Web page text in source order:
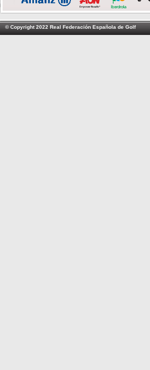
© Copyright 2022 Real Federación Española de Golf